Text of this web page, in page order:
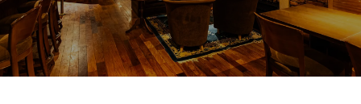
メニュー
店舗情報
ご予約
オンラインストア